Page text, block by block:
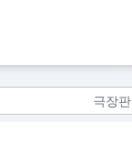
극장판